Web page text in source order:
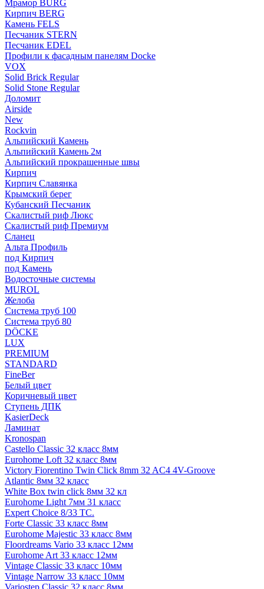
Мрамор BURG
Кирпич BERG
Камень FELS
Пес­ча­ник STERN
Пес­ча­ник EDEL
Профили к фасадным панелям Docke
VOX
Solid Brick Regular
Solid Stone Regular
Доломит
Airside
New
Rockvin
Альпийский Камень
Альпийский Камень 2м
Альпийский прокрашенные швы
Кирпич
Кирпич Славянка
Крымский берег
Кубанский Песчаник
Скалистый риф Люкс
Скалистый риф Премиум
Сланец
Альта Профиль
под Кирпич
под Камень
Водосточные системы
MUROL
Желоба
Система труб 100
Система труб 80
DÖCKE
LUX
PREMIUM
STANDARD
FineBer
Белый цвет
Коричневый цвет
Ступень ДПК
KasierDeck
Ламинат
Kronospan
Castello Classic 32 класс 8мм
Eurohome Loft 32 класс 8мм
Victory Fiorentino Twin Click 8mm 32 AC4 4V-Groove
Atlantic 8мм 32 класс
White Box twin click 8мм 32 кл
Eurohome Light 7мм 31 класс
Expert Choice 8/33 TC.
Forte Classic 33 класс 8мм
Eurohome Majestic 33 класс 8мм
Floordreams Vario 33 класс 12мм
Eurohome Art 33 класс 12мм
Vintage Classic 33 класс 10мм
Vintage Narrow 33 класс 10мм
Variostep Classic 32 класс 8мм